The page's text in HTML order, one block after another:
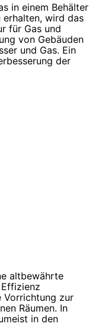
in einem Behälter
erhalten, wird das
für Gas und
von Gebäuden
und Gas. Ein
der
altbewährte
Vorrichtung zur
Räumen. In
in den